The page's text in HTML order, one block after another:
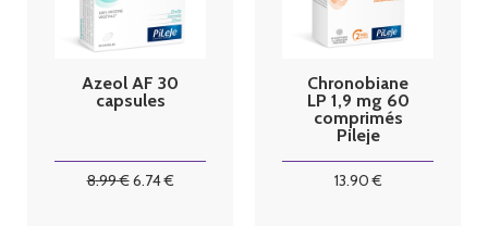
Azeol AF 30
capsules
8.99€6.74€
Chronobiane
LP 1,9 mg 60
comprimés
Pileje
13.90€